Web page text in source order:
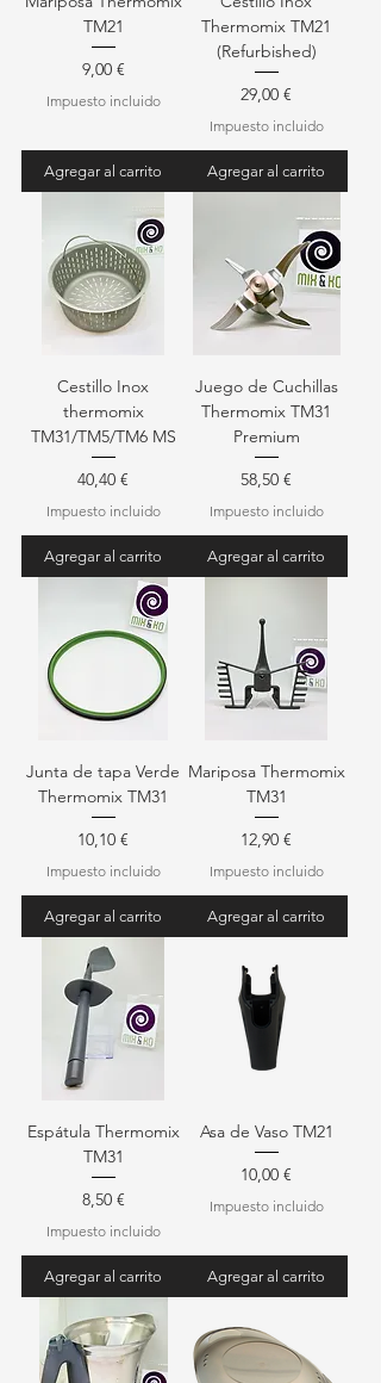
TM21
Precio
9,00 €
Impuesto incluido
Agregar al carrito
Thermomix TM21
(Refurbished)
Precio
29,00 €
Impuesto incluido
Agregar al carrito
Cestillo Inox
thermomix
TM31/TM5/TM6 MS
Precio
40,40 €
Impuesto incluido
Agregar al carrito
Juego de Cuchillas
Thermomix TM31
Premium
Precio
58,50 €
Impuesto incluido
Agregar al carrito
Junta de tapa Verde
Thermomix TM31
Precio
10,10 €
Impuesto incluido
Agregar al carrito
Mariposa Thermomix
TM31
Precio
12,90 €
Impuesto incluido
Agregar al carrito
Espátula Thermomix
TM31
Precio
8,50 €
Impuesto incluido
Agregar al carrito
Asa de Vaso TM21
Precio
10,00 €
Impuesto incluido
Agregar al carrito